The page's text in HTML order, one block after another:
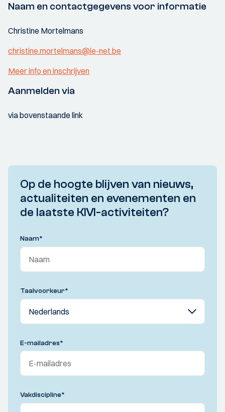
Naam en contactgegevens voor informatie
Christine Mortelmans
christine.mortelmans@ie-net.be
Meer info en inschrijven
Aanmelden via
via bovenstaande link
Op de hoogte blijven van nieuws,
actualiteiten en evenementen en
de laatste KIVI-activiteiten?
Naam*
Taalvoorkeur*
E-mailadres*
Vakdiscipline*